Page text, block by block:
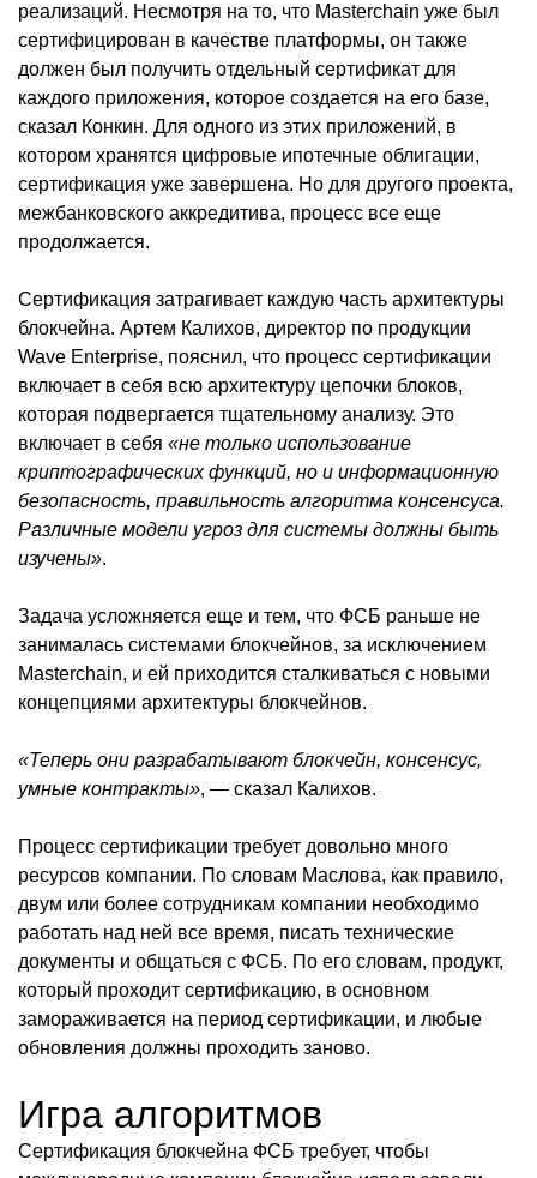
реализаций. Несмотря на то, что Masterchain уже был
сертифицирован в качестве платформы, он также
должен был получить отдельный сертификат для
каждого приложения, которое создается на его базе,
сказал Конкин. Для одного из этих приложений, в
котором хранятся цифровые ипотечные облигации,
сертификация уже завершена. Но для другого проекта,
межбанковского аккредитива, процесс все еще
продолжается.
Сертификация затрагивает каждую часть архитектуры
блокчейна. Артем Калихов, директор по продукции
Wave Enterprise, пояснил, что процесс сертификации
включает в себя всю архитектуру цепочки блоков,
которая подвергается тщательному анализу. Это
включает в себя «не только использование
криптографических функций, но и информационную
безопасность, правильность алгоритма консенсуса.
Различные модели угроз для системы должны быть
изучены».
Задача усложняется еще и тем, что ФСБ раньше не
занималась системами блокчейнов, за исключением
Masterchain, и ей приходится сталкиваться с новыми
концепциями архитектуры блокчейнов.
«Теперь они разрабатывают блокчейн, консенсус,
умные контракты», — сказал Калихов.
Процесс сертификации требует довольно много
ресурсов компании. По словам Маслова, как правило,
двум или более сотрудникам компании необходимо
работать над ней все время, писать технические
документы и общаться с ФСБ. По его словам, продукт,
который проходит сертификацию, в основном
замораживается на период сертификации, и любые
обновления должны проходить заново.
Игра алгоритмов
Сертификация блокчейна ФСБ требует, чтобы